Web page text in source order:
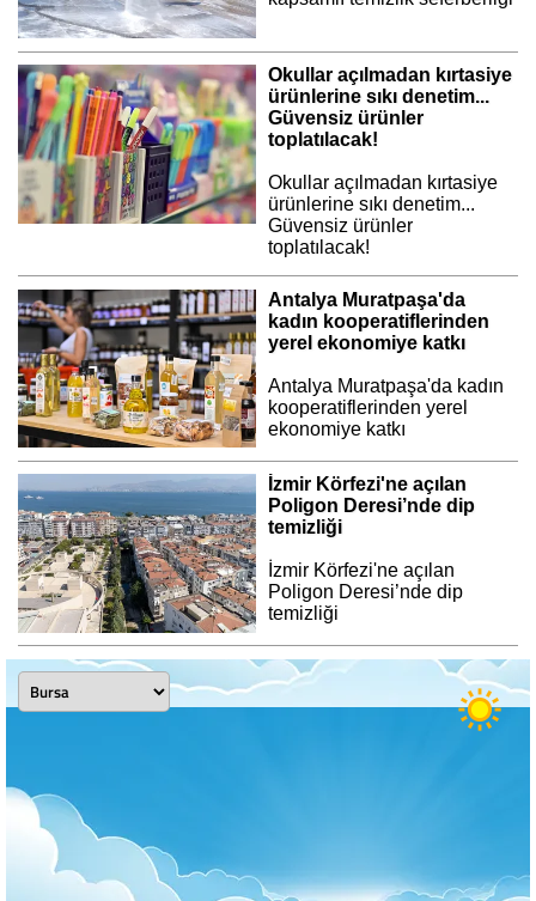
Okullar açılmadan kırtasiye
ürünlerine sıkı denetim...
Güvensiz ürünler
toplatılacak!
Okullar açılmadan kırtasiye
ürünlerine sıkı denetim...
Güvensiz ürünler
toplatılacak!
Antalya Muratpaşa'da
kadın kooperatiflerinden
yerel ekonomiye katkı
Antalya Muratpaşa'da kadın
kooperatiflerinden yerel
ekonomiye katkı
İzmir Körfezi'ne açılan
Poligon Deresi’nde dip
temizliği
İzmir Körfezi'ne açılan
Poligon Deresi’nde dip
temizliği